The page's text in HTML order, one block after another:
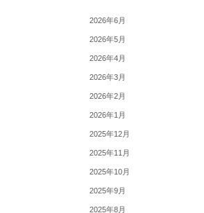
2026年6月
2026年5月
2026年4月
2026年3月
2026年2月
2026年1月
2025年12月
2025年11月
2025年10月
2025年9月
2025年8月